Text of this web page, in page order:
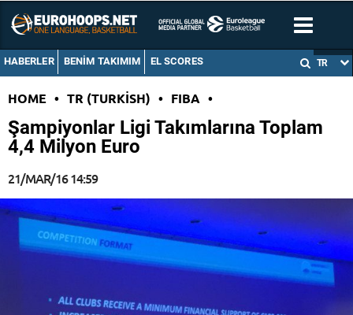
HABERLER BENIM TAKIMIM EL SCORES TR
HOME • TR (TURKISH) • FIBA •
Şampiyonlar Ligi Takımlarına Toplam
4,4 Milyon Euro
21/MAR/16 14:59